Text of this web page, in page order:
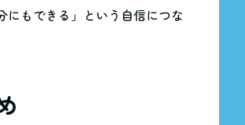
にもできる」という自信につな